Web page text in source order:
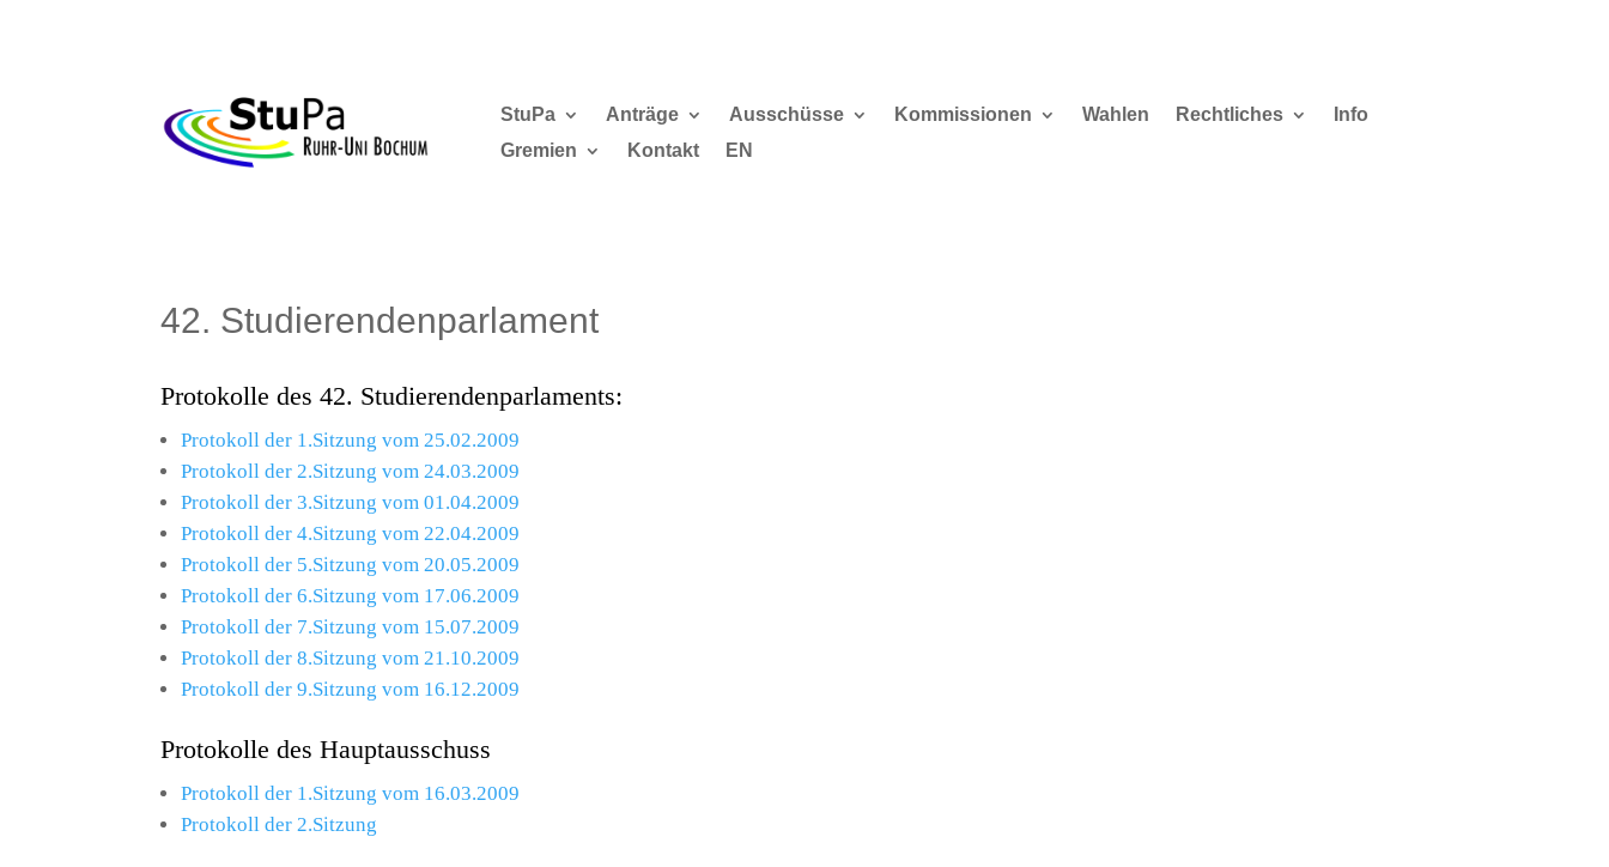
StuPa Anträge Ausschüsse Kommissionen Wahlen Rechtliches
Info
Gremien
Kontakt EN
42. Studierendenparlament
Protokolle des 42. Studierendenparlaments:
Protokoll der 1.Sitzung vom 25.02.2009
Protokoll der 2.Sitzung vom 24.03.2009
Protokoll der 3.Sitzung vom 01.04.2009
Protokoll der 4.Sitzung vom 22.04.2009
Protokoll der 5.Sitzung vom 20.05.2009
Protokoll der 6.Sitzung vom 17.06.2009
Protokoll der 7.Sitzung vom 15.07.2009
Protokoll der 8.Sitzung vom 21.10.2009
Protokoll der 9.Sitzung vom 16.12.2009
Protokolle des Hauptausschuss
Protokoll der 1.Sitzung vom 16.03.2009
Protokoll der 2.Sitzung